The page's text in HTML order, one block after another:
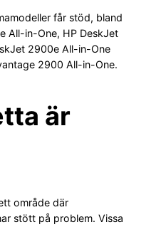
får stöd, bland
All-in-One, HP DeskJet
2900e All-in-One
2900 All-in-One.
är
område där
stött på problem. Vissa